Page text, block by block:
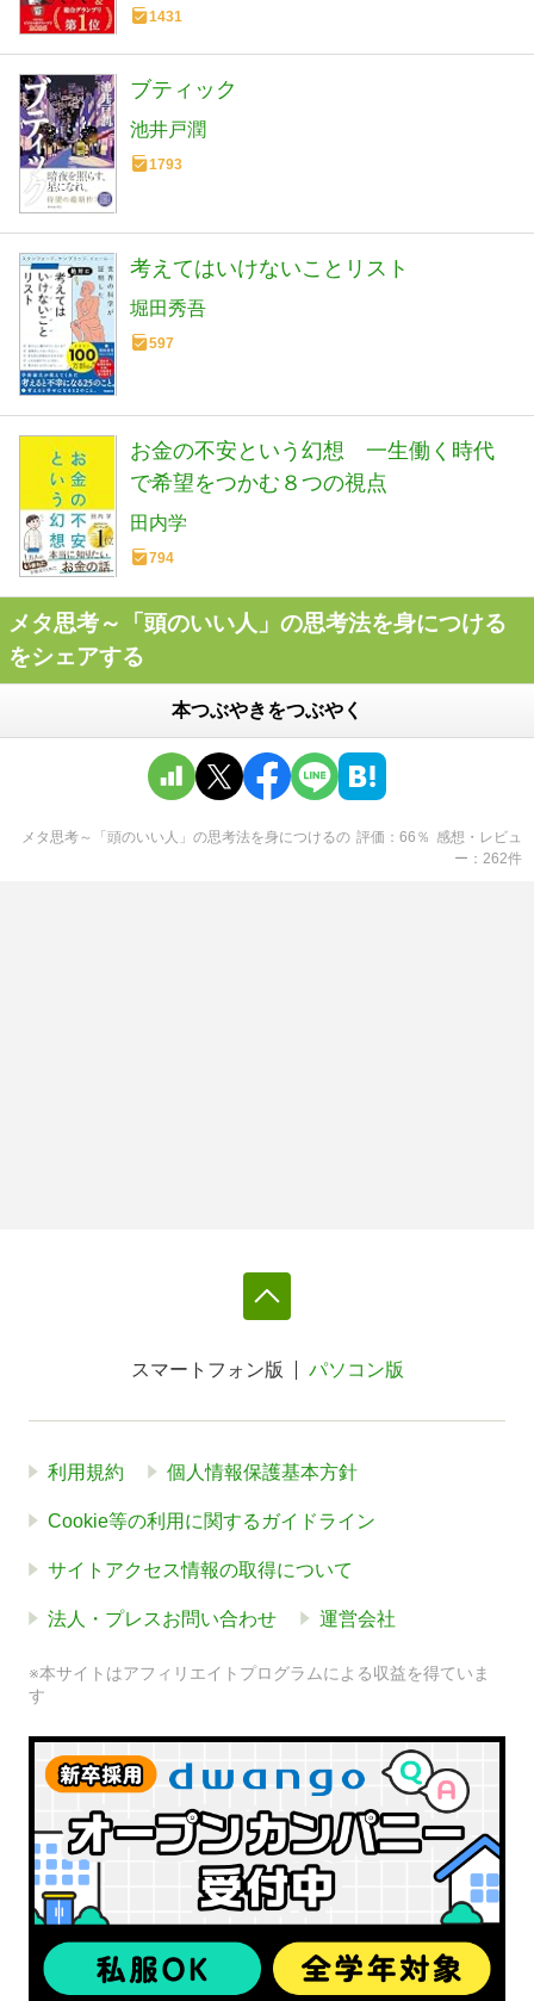
1431
ブティック
池井戸潤
1793
考えてはいけないことリスト
堀田秀吾
597
お金の不安という幻想 一生働く時代
で希望をつかむ８つの視点
田内学
794
メタ思考～「頭のいい人」の思考法を身につける
をシェアする
本つぶやきをつぶやく
メタ思考～「頭のいい人」の思考法を身につけるの 評価 66 ％ 感想・レビュ
ー
262件
スマートフォン版 パソコン版
利用規約 個人情報保護基本方針
Cookie等の利用に関するガイドライン
サイトアクセス情報の取得について
法人・プレスお問い合わせ 運営会社
※本サイトはアフィリエイトプログラムによる収益を得ていま
す